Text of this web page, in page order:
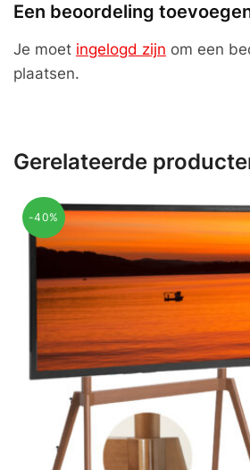
Een beoordeling
Je moet ingelogd zijn om een
plaatsen.
Gerelateerde
-40%